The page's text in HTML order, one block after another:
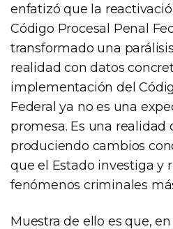
enfatizó que la
Código Procesal Penal
transformado una
realidad con datos
implementación del
Federal ya no es una
promesa. Es una realidad
produciendo cambios
que el Estado investiga y
fenómenos criminales
Muestra de ello es que,